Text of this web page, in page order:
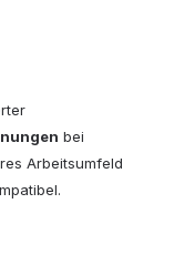
bei
Arbeitsumfeld